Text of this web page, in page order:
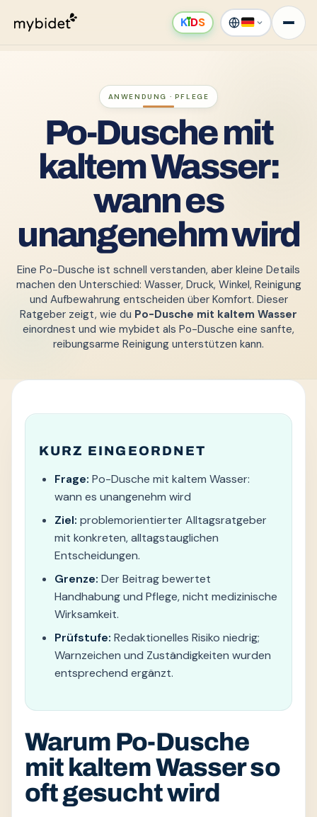
KıDS
ANWENDUNG · PFLEGE
Po-Dusche mit
kaltem Wasser:
wann es
unangenehm wird
Eine Po-Dusche ist schnell verstanden, aber kleine Details
machen den Unterschied: Wasser, Druck, Winkel, Reinigung
und Aufbewahrung entscheiden über Komfort. Dieser
Ratgeber zeigt, wie du Po-Dusche mit kaltem Wasser
einordnest und wie mybidet als Po-Dusche eine sanfte,
reibungsarme Reinigung unterstützen kann.
KURZ EINGEORDNET
Frage: Po-Dusche mit kaltem Wasser:
wann es unangenehm wird
Ziel: problemorientierter Alltagsratgeber
mit konkreten, alltagstauglichen
Entscheidungen.
Grenze: Der Beitrag bewertet
Handhabung und Pflege, nicht medizinische
Wirksamkeit.
Prüfstufe: Redaktionelles Risiko niedrig;
Warnzeichen und Zuständigkeiten wurden
entsprechend ergänzt.
Warum Po-Dusche
mit kaltem Wasser so
oft gesucht wird